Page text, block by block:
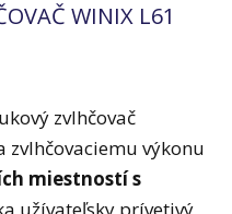
WINIX L61
zvlhčovač
zvlhčovaciemu výkonu
miestností s